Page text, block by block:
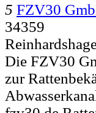
5 FZV30
34359
Die FZV30
zur